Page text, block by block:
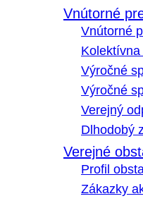
Vnútorné
Vnútorné
Výročné
Výročné
Verejný
Dlhodobý
Verejné
Profil
Zákazky